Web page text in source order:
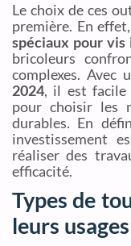
Le choix de ces
première. En
spéciaux pour vis
bricoleurs
complexes. Avec
2024, il est facile
pour choisir les
durables. En
investissement
réaliser des
efficacité.
Types de
leurs usages